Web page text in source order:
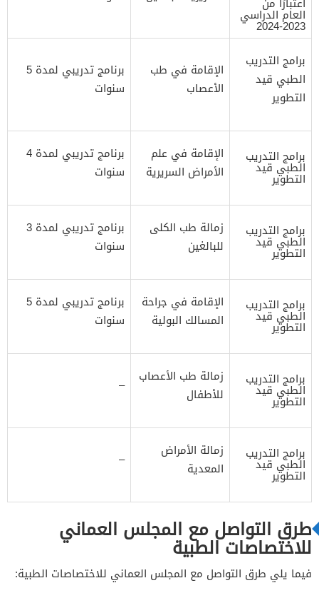
العام الدراسي
2023-2024
برامج التدريب
الطبي قيد
التطوير
الإقامة في طب
الأعصاب
برنامج تدريبي لمدة 5
سنوات
برامج التدريب
الطبي قيد
التطوير
الإقامة في علم
الأمراض السريرية
برنامج تدريبي لمدة 4
سنوات
برامج التدريب
الطبي قيد
التطوير
زمالة طب الكلى
للبالغين
برنامج تدريبي لمدة 3
سنوات
برامج التدريب
الطبي قيد
التطوير
الإقامة في جراحة
المسالك البولية
برنامج تدريبي لمدة 5
سنوات
برامج التدريب
الطبي قيد
التطوير
زمالة طب الأعصاب
للأطفال
–
برامج التدريب
الطبي قيد
التطوير
زمالة الأمراض
المعدية
–
طرق التواصل مع المجلس العماني
للاختصاصات الطبية
فيما يلي طرق التواصل مع المجلس العماني للاختصاصات الطبية: